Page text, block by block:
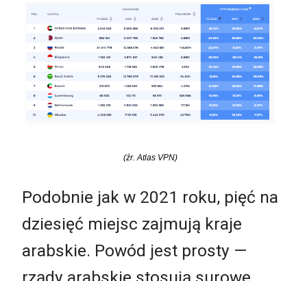
(źr. Atlas VPN)
Podobnie jak w 2021 roku, pięć na
dziesięć miejsc zajmują kraje
arabskie. Powód jest prosty —